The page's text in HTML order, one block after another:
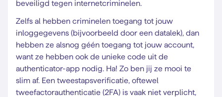
beveiligd tegen internetcriminelen.
Zelfs al hebben criminelen toegang tot jouw
inloggegevens (bijvoorbeeld door een datalek), dan
hebben ze alsnog géén toegang tot jouw account,
want ze hebben ook de unieke code uit de
authenticator-app nodig. Ha! Zo ben jij ze mooi te
slim af. Een tweestapsverificatie, oftewel
tweefactorauthenticatie (2FA) is vaak niet verplicht,